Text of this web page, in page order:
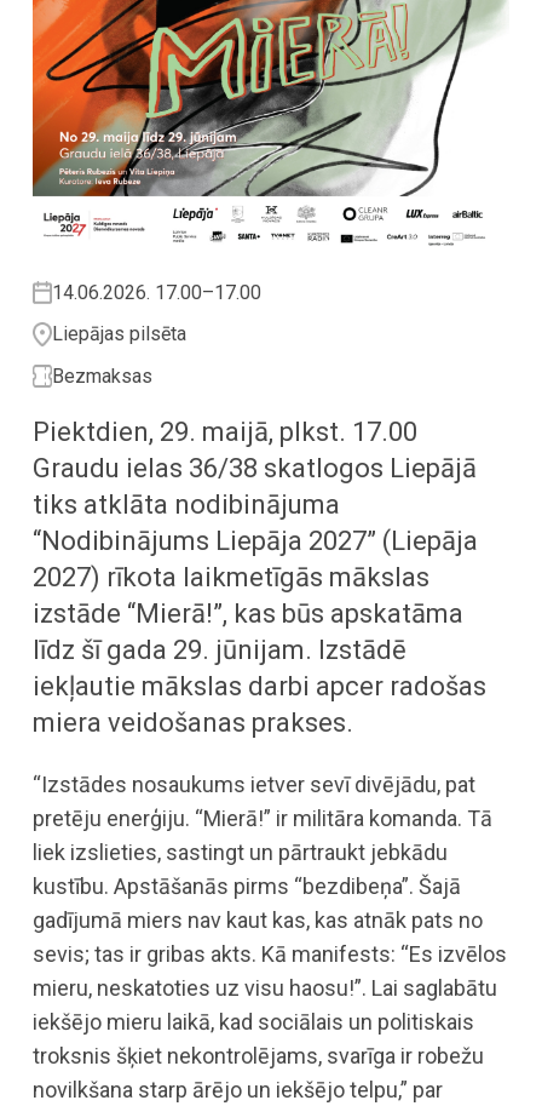
14.06.2026. 17.00–17.00
Liepājas pilsēta
Bezmaksas
Piektdien, 29. maijā, plkst. 17.00
Graudu ielas 36/38 skatlogos Liepājā
tiks atklāta nodibinājuma
“Nodibinājums Liepāja 2027” (Liepāja
2027) rīkota laikmetīgās mākslas
izstāde “Mierā!”, kas būs apskatāma
līdz šī gada 29. jūnijam. Izstādē
iekļautie mākslas darbi apcer radošas
miera veidošanas prakses.
“Izstādes nosaukums ietver sevī divējādu, pat
pretēju enerģiju. “Mierā!” ir militāra komanda. Tā
liek izslieties, sastingt un pārtraukt jebkādu
kustību. Apstāšanās pirms “bezdibeņa”. Šajā
gadījumā miers nav kaut kas, kas atnāk pats no
sevis; tas ir gribas akts. Kā manifests: “Es izvēlos
mieru, neskatoties uz visu haosu!”. Lai saglabātu
iekšējo mieru laikā, kad sociālais un politiskais
troksnis šķiet nekontrolējams, svarīga ir robežu
novilkšana starp ārējo un iekšējo telpu,” par